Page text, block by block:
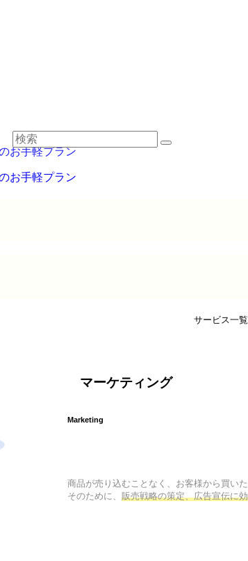
サービス一覧
マーケティング
Marketing
商品が売り込むことなく、お客様から買い
そのために、 販売戦略の策定、広告宣伝に